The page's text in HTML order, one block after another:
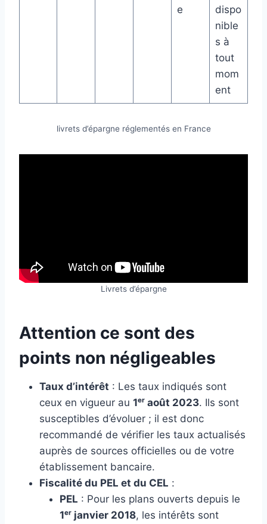
e
dispo
nible
s à
tout
mom
ent
livrets d’épargne réglementés en France
Livrets d’épargne
Attention ce sont des
points non négligeables
Taux d’intérêt : Les taux indiqués sont
ceux en vigueur au 1ᵉʳ août 2023. Ils sont
susceptibles d’évoluer ; il est donc
recommandé de vérifier les taux actualisés
auprès de sources officielles ou de votre
établissement bancaire.
Fiscalité du PEL et du CEL :
PEL : Pour les plans ouverts depuis le
1ᵉʳ janvier 2018, les intérêts sont